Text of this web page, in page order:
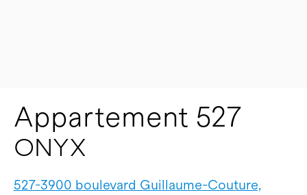
Appartement 527
ONYX
527-3900 boulevard Guillaume-Couture,